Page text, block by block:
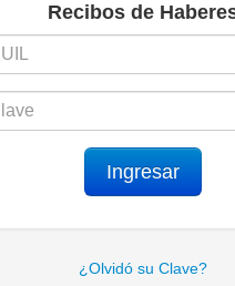
Recibos de
Ingresar
¿Olvidó su Clave?